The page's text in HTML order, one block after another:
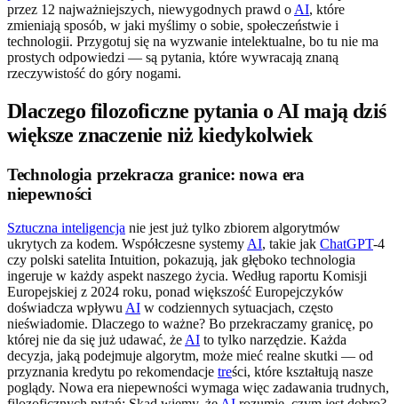
przez 12 najważniejszych, niewygodnych prawd o AI, które
zmieniają sposób, w jaki myślimy o sobie, społeczeństwie i
technologii. Przygotuj się na wyzwanie intelektualne, bo tu nie ma
prostych odpowiedzi — są pytania, które wywracają znaną
rzeczywistość do góry nogami.
Dlaczego filozoficzne pytania o AI mają dziś
większe znaczenie niż kiedykolwiek
Technologia przekracza granice: nowa era
niepewności
Sztuczna inteligencja nie jest już tylko zbiorem algorytmów
ukrytych za kodem. Współczesne systemy AI, takie jak ChatGPT-4
czy polski satelita Intuition, pokazują, jak głęboko technologia
ingeruje w każdy aspekt naszego życia. Według raportu Komisji
Europejskiej z 2024 roku, ponad większość Europejczyków
doświadcza wpływu AI w codziennych sytuacjach, często
nieświadomie. Dlaczego to ważne? Bo przekraczamy granicę, po
której nie da się już udawać, że AI to tylko narzędzie. Każda
decyzja, jaką podejmuje algorytm, może mieć realne skutki — od
przyznania kredytu po rekomendacje treści, które kształtują nasze
poglądy. Nowa era niepewności wymaga więc zadawania trudnych,